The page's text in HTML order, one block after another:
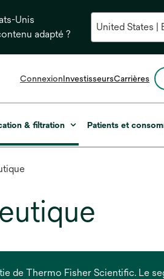
Unis
adapté ?
ConnexionInvestisseurss’ouvre
un
onglet
Carrières
& filtration Patients et
de Thermo Fisher Scientific. Le